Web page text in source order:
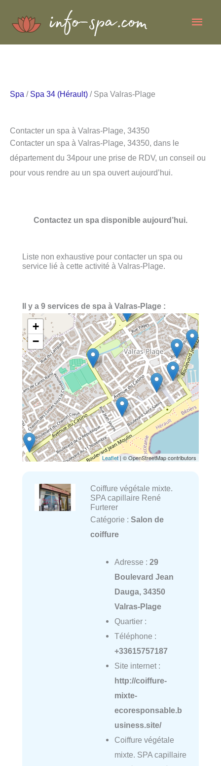
Spa / Spa 34 (Hérault) / Spa Valras-Plage
Contacter un spa à Valras-Plage, 34350
Contacter un spa à Valras-Plage, 34350, dans le
département du 34pour une prise de RDV, un conseil ou
pour vous rendre au un spa ouvert aujourd’hui.
Contactez un spa disponible aujourd’hui.
Liste non exhaustive pour contacter un spa ou
service lié à cette activité à Valras-Plage.
Il y a 9 services de spa à Valras-Plage :
+
−
Leaflet| © OpenStreetMap contributors
Coiffure végétale mixte.
SPA capillaire René
Furterer
Catégorie : Salon de
coiffure
Adresse : 29
Boulevard Jean
Dauga, 34350
Valras-Plage
Quartier :
Téléphone :
+33615757187
Site internet :
http://coiffure-
mixte-
ecoresponsable.b
usiness.site/
Coiffure végétale
mixte. SPA capillaire